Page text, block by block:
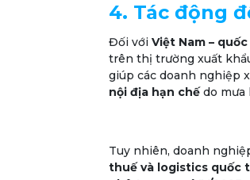
4. Tác động
Đối với Việt Nam –
trên thị trường xuất
giúp các doanh nghiệp
nội địa hạn chếdo mưa
Tuy nhiên, doanh
thuế và logistics quốc